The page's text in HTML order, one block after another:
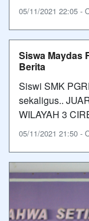
05/11/2021 22:05 -
Siswa Maydas
Berita
Siswi SMK
sekaligus..
WILAYAH 3
05/11/2021 21:50 -